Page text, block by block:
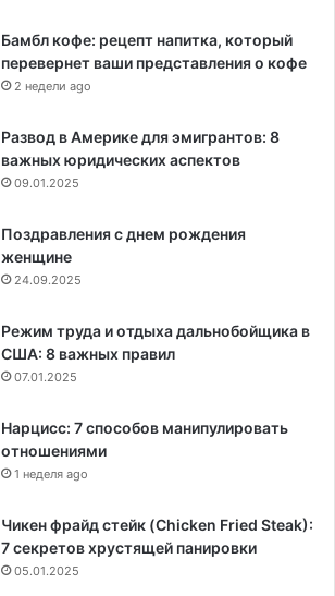
Бамбл кофе: рецепт напитка, который
перевернет ваши представления о кофе
2 недели ago
Развод в Америке для эмигрантов: 8
важных юридических аспектов
09.01.2025
Поздравления с днем рождения
женщине
24.09.2025
Режим труда и отдыха дальнобойщика в
США: 8 важных правил
07.01.2025
Нарцисс: 7 способов манипулировать
отношениями
1 неделя ago
Чикен фрайд стейк (Chicken Fried Steak):
7 секретов хрустящей панировки
05.01.2025